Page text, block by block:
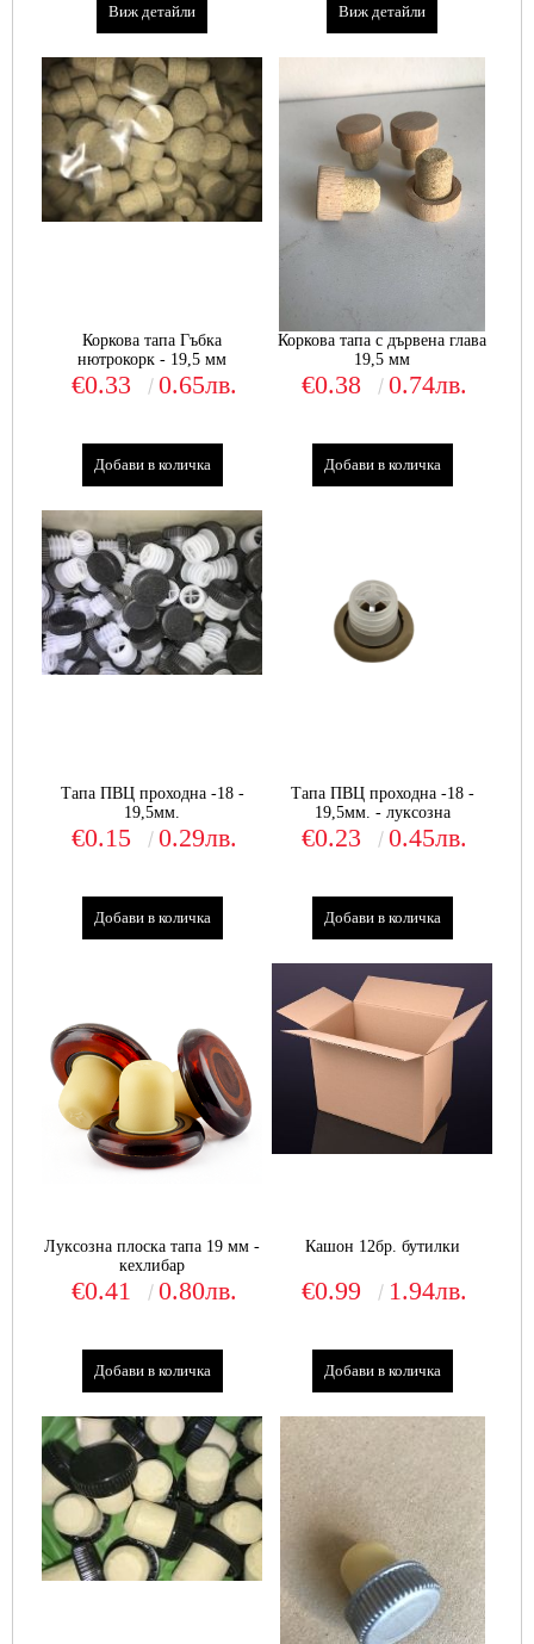
Виж детайли Виж детайли
Коркова тапа Гъбка
нютрокорк - 19,5 мм
€0.33 0.65лв.
Коркова тапа с дървена глава
19,5 мм
€0.38 0.74лв.
Тапа ПВЦ проходна -18 -
19,5мм.
€0.15 0.29лв.
Тапа ПВЦ проходна -18 -
19,5мм. - луксозна
€0.23 0.45лв.
Луксозна плоска тапа 19 мм -
кехлибар
€0.41 0.80лв.
Кашон 12бр. бутилки
€0.99 1.94лв.